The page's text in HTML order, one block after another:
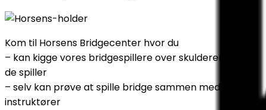
Kom til Horsens Bridgecenter hvor du
– kan kigge vores bridgespillere over skulderen, mens
de spiller
– selv kan prøve at spille bridge sammen med vores
instruktører